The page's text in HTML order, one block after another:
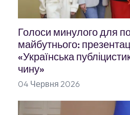
Голоси минулого для
майбутнього:
«Українська
чину»
04 Червня 2026